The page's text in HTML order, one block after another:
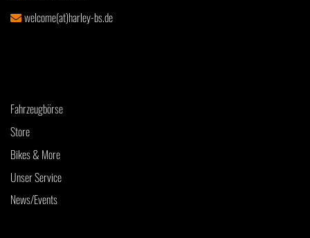
welcome(at)harley-bs.de
Fahrzeugbörse
Store
Bikes & More
Unser Service
News/Events